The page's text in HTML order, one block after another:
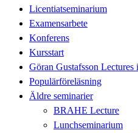
Licentiatseminarium
Examensarbete
Konferens
Kursstart
Göran Gustafsson Lectures
Populärföreläsning
Äldre seminarier
BRAHE Lecture
Lunchseminarium